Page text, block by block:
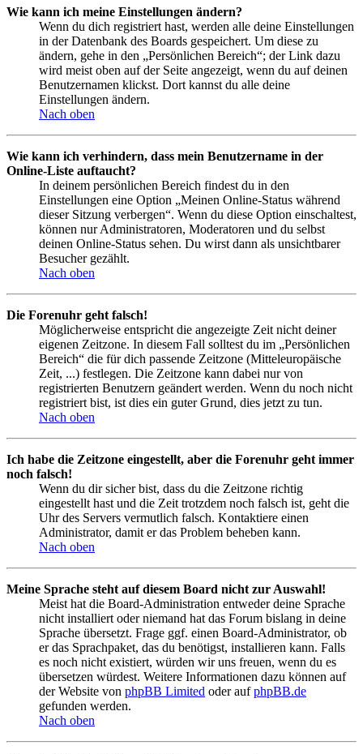
Wie kann ich meine Einstellungen ändern?
Wenn du dich registriert hast, werden alle deine Einstellungen
in der Datenbank des Boards gespeichert. Um diese zu
ändern, gehe in den „Persönlichen Bereich“; der Link dazu
wird meist oben auf der Seite angezeigt, wenn du auf deinen
Benutzernamen klickst. Dort kannst du alle deine
Einstellungen ändern.
Nach oben
Wie kann ich verhindern, dass mein Benutzername in der
Online-Liste auftaucht?
In deinem persönlichen Bereich findest du in den
Einstellungen eine Option „Meinen Online-Status während
dieser Sitzung verbergen“. Wenn du diese Option einschaltest,
können nur Administratoren, Moderatoren und du selbst
deinen Online-Status sehen. Du wirst dann als unsichtbarer
Besucher gezählt.
Nach oben
Die Forenuhr geht falsch!
Möglicherweise entspricht die angezeigte Zeit nicht deiner
eigenen Zeitzone. In diesem Fall solltest du im „Persönlichen
Bereich“ die für dich passende Zeitzone (Mitteleuropäische
Zeit, ...) festlegen. Die Zeitzone kann dabei nur von
registrierten Benutzern geändert werden. Wenn du noch nicht
registriert bist, ist dies ein guter Grund, dies jetzt zu tun.
Nach oben
Ich habe die Zeitzone eingestellt, aber die Forenuhr geht immer
noch falsch!
Wenn du dir sicher bist, dass du die Zeitzone richtig
eingestellt hast und die Zeit trotzdem noch falsch ist, geht die
Uhr des Servers vermutlich falsch. Kontaktiere einen
Administrator, damit er das Problem beheben kann.
Nach oben
Meine Sprache steht auf diesem Board nicht zur Auswahl!
Meist hat die Board-Administration entweder deine Sprache
nicht installiert oder niemand hat das Forum bislang in deine
Sprache übersetzt. Frage ggf. einen Board-Administrator, ob
er das Sprachpaket, das du benötigst, installieren kann. Falls
es noch nicht existiert, würden wir uns freuen, wenn du es
übersetzen würdest. Weitere Informationen dazu können auf
der Website von phpBB Limited oder aufphpBB.de
gefunden werden.
Nach oben